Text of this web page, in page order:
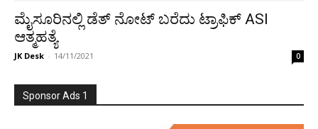
ಮೈಸೂರಿನಲ್ಲಿ ಡೆತ್ ನೋಟ್ ಬರೆದು ಟ್ರಾಫಿಕ್ ASI
ಆತ್ಮಹತ್ಯೆ
JK Desk - 14/11/2021 0
Sponsor Ads 1